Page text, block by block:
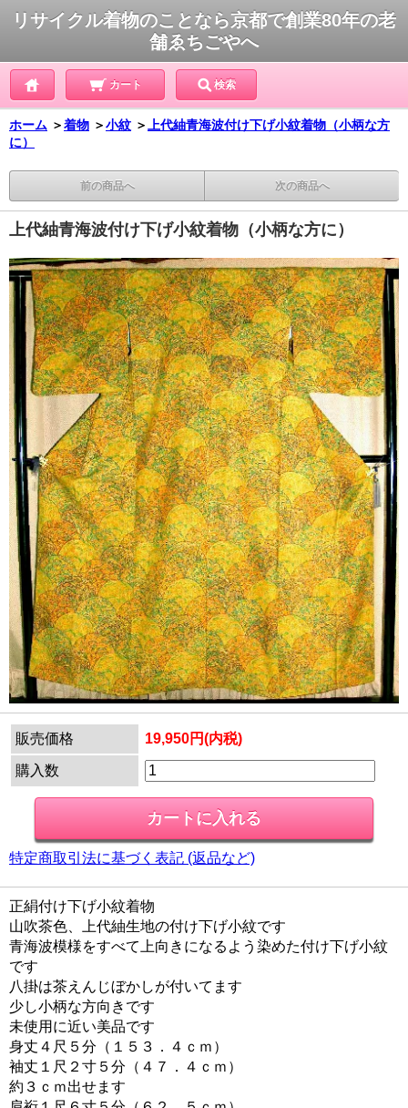
リサイクル着物のことなら京都で創業80年の老
舗ゑちごやへ
カート 検索
ホーム ＞着物 ＞小紋 ＞
上代紬青海波付け下げ小紋着物（小柄な方
に）
前の商品へ 次の商品へ
上代紬青海波付け下げ小紋着物（小柄な方に）
販売価格 19,950円(内税)
購入数
特定商取引法に基づく表記 (返品など)
正絹付け下げ小紋着物
山吹茶色、上代紬生地の付け下げ小紋です
青海波模様をすべて上向きになるよう染めた付け下げ小紋
です
八掛は茶えんじぼかしが付いてます
少し小柄な方向きです
未使用に近い美品です
身丈４尺５分（１５３．４ｃｍ）
袖丈１尺２寸５分（４７．４ｃｍ）
約３ｃｍ出せます